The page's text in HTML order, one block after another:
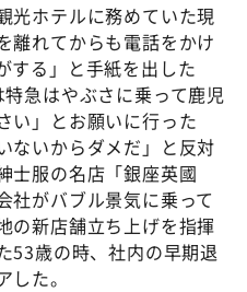
光ホテルに務めていた現
離れてからも電話をかけ
する」と手紙を出した
急はやぶさに乗って鹿児
い」とお願いに行った
ないからダメだ」と反対
士服の名店「銀座英國
社がバブル景気に乗って
の新店舗立ち上げを指揮
53歳の時、社内の早期退
た。